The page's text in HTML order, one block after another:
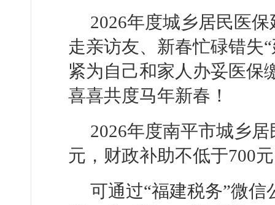
2026年度城乡居民医
走亲访友、新春忙碌错失
紧为自己和家人办妥医保
喜喜共度马年新春！
2026年度南平市城乡
元，财政补助不低于700元
可通过“福建税务”微